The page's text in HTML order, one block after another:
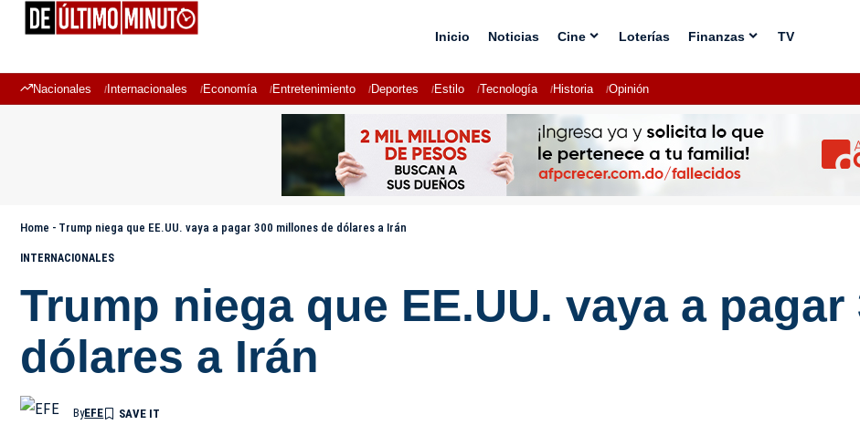
Inicio Noticias Cine Loterías Finanzas TV
Nacionales Internacionales Economía Entretenimiento Deportes Estilo Tecnología Historia Opinión
Home - Trump niega que EE.UU. vaya a pagar 300 millones de dólares a Irán
INTERNACIONALES
Trump niega que EE.UU. vaya a
dólares a Irán
ByEFE